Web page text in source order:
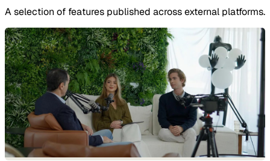
A selection of features published across external platforms.